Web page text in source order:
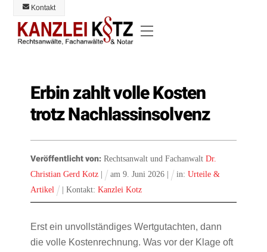
content
Kontakt
Menü
Erbin zahlt volle Kosten
trotz Nachlassinsolvenz
Veröffentlicht von:Rechtsanwalt und Fachanwalt Dr.
Christian Gerd Kotz| am9.Juni 2026 in:Urteile &
Artikel
| Kontakt:Kanzlei Kotz
Erst ein unvollständiges Wertgutachten, dann
die volle Kostenrechnung. Was vor der Klage oft